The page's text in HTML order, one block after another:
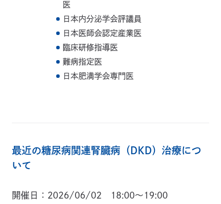
医
日本内分泌学会評議員
日本医師会認定産業医
臨床研修指導医
難病指定医
日本肥満学会専門医
最近の糖尿病関連腎臓病（DKD）治療につ
いて
開催日 2026/06/02 18:00～19:00